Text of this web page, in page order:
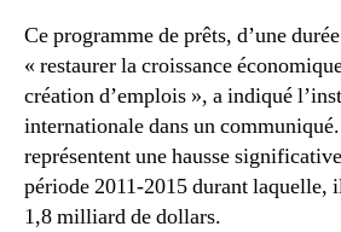
Ce programme de prêts, d’une
« restaurer la croissance
création d’emplois », a indiqué
internationale dans un
représentent une hausse
période 2011-2015 durant laquelle,
1,8 milliard de dollars.